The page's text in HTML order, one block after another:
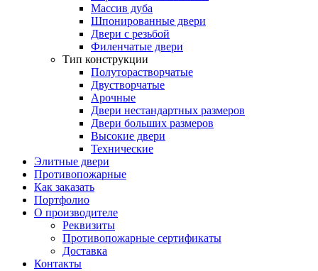
Массив дуба
Шпонированные двери
Двери с резьбой
Филенчатые двери
Тип конструкции
Полуторастворчатые
Двустворчатые
Арочные
Двери нестандартных размеров
Двери больших размеров
Высокие двери
Технические
Элитные двери
Противопожарные
Как заказать
Портфолио
О производителе
Реквизиты
Противопожарные сертификаты
Доставка
Контакты